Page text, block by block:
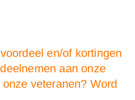
en/of kortingen
aan onze
veteranen? Word